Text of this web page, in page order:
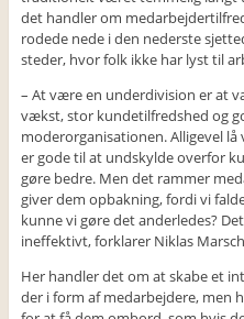
det handler om
rodede nede i den nederste
steder, hvor folk ikke har lyst til
– At være en underdivision er at
vækst, stor kundetilfredshed og
moderorganisationen. Alligevel
er gode til at undskylde overfor
gøre bedre. Men det rammer
giver dem opbakning, fordi vi
kunne vi gøre det anderledes?
ineffektivt, forklarer Niklas
Her handler det om at skabe et
der i form af medarbejdere, men